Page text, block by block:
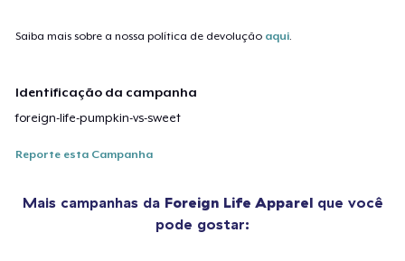
Saiba mais sobre a nossa política de devolução aqui.
Identificação da campanha
foreign-life-pumpkin-vs-sweet
Reporte esta Campanha
Mais campanhas da Foreign Life Apparelque você
pode gostar: